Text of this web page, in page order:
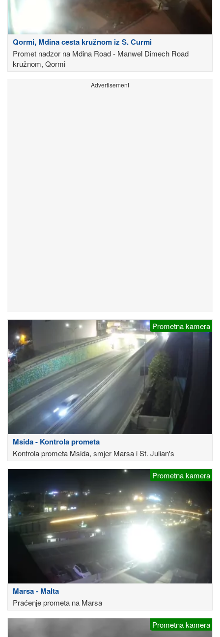
Qormi, Mdina cesta kružnom iz S. Curmi
Promet nadzor na Mdina Road - Manwel Dimech Road
kružnom, Qormi
Advertisement
Prometna kamera
Msida - Kontrola prometa
Kontrola prometa Msida, smjer Marsa i St. Julian's
Prometna kamera
Marsa - Malta
Praćenje prometa na Marsa
Prometna kamera